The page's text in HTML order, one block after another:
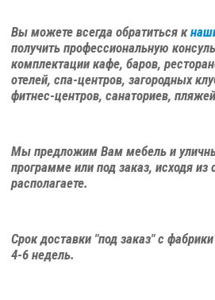
Вы можете всегда обратиться к
получить профессиональную
комплектации кафе, баров,
отелей, спа-центров, загородных
фитнес-центров, санаториев,
Мы предложим Вам мебель и
программе или под заказ, исходя
располагаете.
Срок доставки "под заказ" с
4-6 недель.